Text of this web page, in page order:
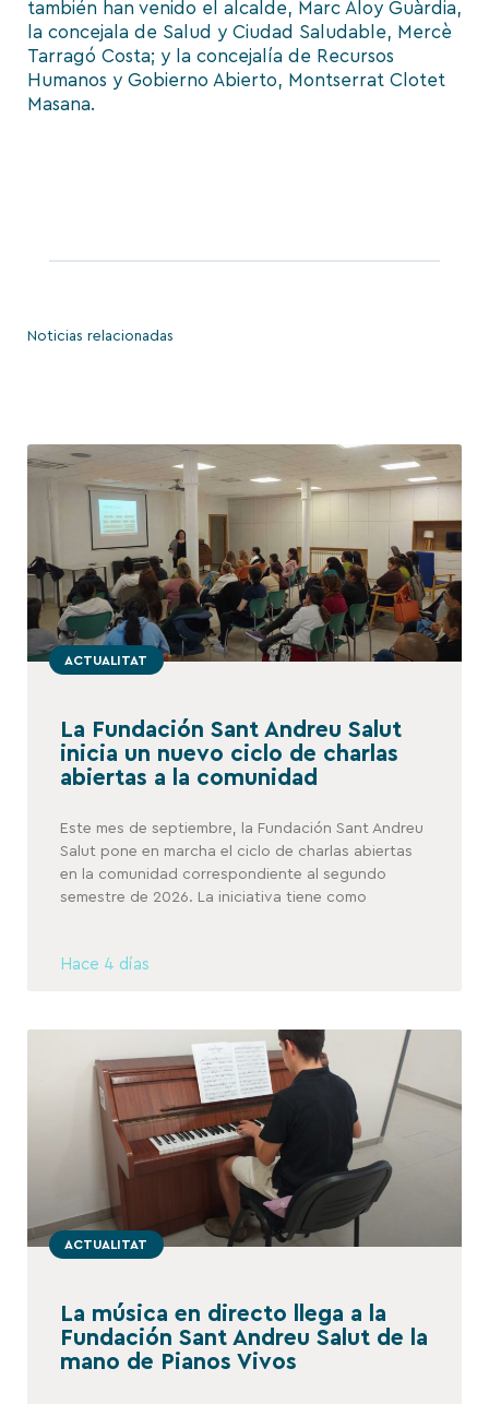
también han venido el alcalde, Marc Aloy Guàrdia,
la concejala de Salud y Ciudad Saludable, Mercè
Tarragó Costa; y la concejalía de Recursos
Humanos y Gobierno Abierto, Montserrat Clotet
Masana.
Noticias relacionadas
ACTUALITAT
La Fundación Sant Andreu Salut
inicia un nuevo ciclo de charlas
abiertas a la comunidad
Este mes de septiembre, la Fundación Sant Andreu
Salut pone en marcha el ciclo de charlas abiertas
en la comunidad correspondiente al segundo
semestre de 2026. La iniciativa tiene como
Hace 4 días
ACTUALITAT
La música en directo llega a la
Fundación Sant Andreu Salut de la
mano de Pianos Vivos